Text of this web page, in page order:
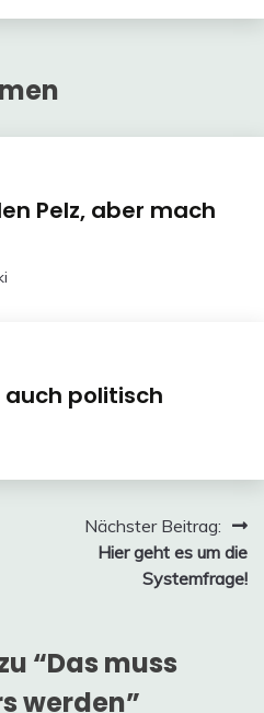
Pelz, aber mach
politisch
Nächster Beitrag:
Hier geht es um die
Systemfrage!
“Das muss
werden”